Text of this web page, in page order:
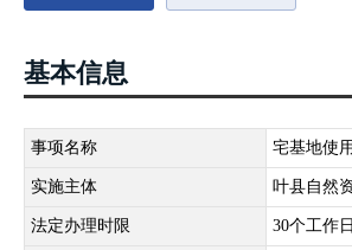
基本信息
事项名称 宅基地使
实施主体 叶县自然
法定办理时限 30个工作日